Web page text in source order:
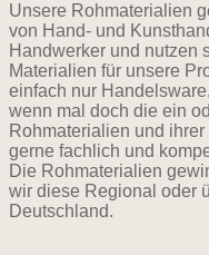
Unsere Rohmaterialien
von Hand- und
Handwerker und nutzen
Materialien für unsere
einfach nur
wenn mal doch die ein
Rohmaterialien und
gerne fachlich und
Die Rohmaterialien
wir diese Regional oder
Deutschland.